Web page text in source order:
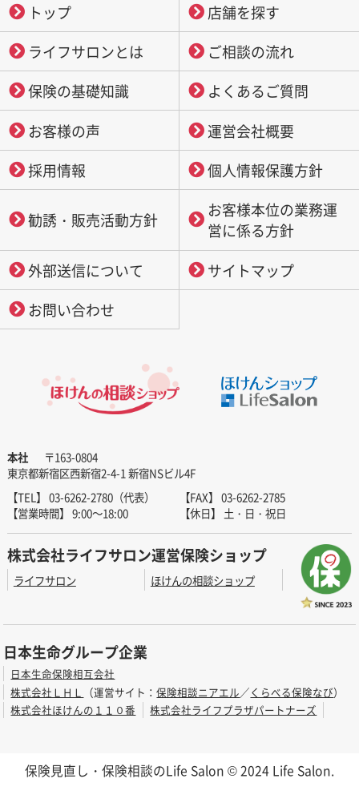
トップ
店舗を探す
ライフサロンとは
ご相談の流れ
保険の基礎知識
よくあるご質問
お客様の声
運営会社概要
採用情報
個人情報保護方針
勧誘・販売活動方針
お客様本位の業務運
営に係る方針
外部送信について
サイトマップ
お問い合わせ
本社
〒163-0804
東京都新宿区西新宿2-4-1 新宿NSビル4F
【TEL】 03-6262-2780（代表）
【FAX】 03-6262-2785
【営業時間】 9:00～18:00
【休日】 土・日・祝日
株式会社ライフサロン運営保険ショップ
ライフサロン ほけんの相談ショップ
日本生命グループ企業
日本生命保険相互会社
株式会社ＬＨＬ
（運営サイト：保険相談ニアエル ／くらべる保険なび）
株式会社ほけんの１１０番
株式会社ライフプラザパートナーズ
保険見直し・保険相談のLife Salon © 2024 Life Salon.